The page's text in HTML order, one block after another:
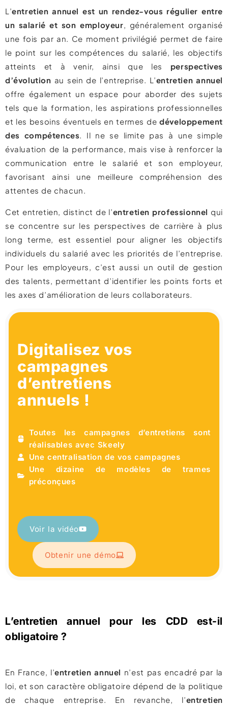
L’entretien annuel est un rendez-vous régulier entre
un salarié et son employeur, généralement organisé
une fois par an. Ce moment privilégié permet de faire
le point sur les compétences du salarié, les objectifs
atteints et à venir, ainsi que les perspectives
d’évolution au sein de l’entreprise. L’entretien annuel
offre également un espace pour aborder des sujets
tels que la formation, les aspirations professionnelles
et les besoins éventuels en termes dedéveloppement
des compétences. Il ne se limite pas à une simple
évaluation de la performance, mais vise à renforcer la
communication entre le salarié et son employeur,
favorisant ainsi une meilleure compréhension des
attentes de chacun.
Cet entretien, distinct de l’entretien professionnel qui
se concentre sur les perspectives de carrière à plus
long terme, est essentiel pour aligner les objectifs
individuels du salarié avec les priorités de l’entreprise.
Pour les employeurs, c’est aussi un outil de gestion
des talents, permettant d’identifier les points forts et
les axes d’amélioration de leurs collaborateurs.
Digitalisez vos
campagnes
d’entretiens
annuels !
Toutes les campagnes d’entretiens sont
réalisables avec Skeely
Une centralisation de vos campagnes
Une dizaine de modèles de trames
préconçues
Voir la vidéo
Obtenir une démo
L’entretien annuel pour les CDD est-il
obligatoire ?
En France, l’entretien annuel n’est pas encadré par la
loi, et son caractère obligatoire dépend de la politique
de chaque entreprise. En revanche, l’entretien